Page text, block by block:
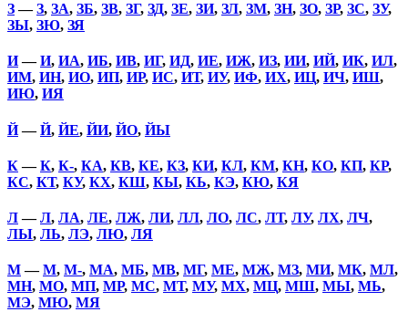
З—З, ЗА, ЗБ, ЗВ, ЗГ, ЗД, ЗЕ, ЗИ, ЗЛ, ЗМ, ЗН, ЗО, ЗР, ЗС, ЗУ,
ЗЫ, ЗЮ, ЗЯ
И—И, ИА, ИБ, ИВ, ИГ, ИД, ИЕ, ИЖ, ИЗ, ИИ, ИЙ, ИК, ИЛ,
ИМ, ИН, ИО, ИП, ИР, ИС, ИТ, ИУ, ИФ, ИХ, ИЦ, ИЧ, ИШ,
ИЮ, ИЯ
Й—Й, ЙЕ, ЙИ, ЙО, ЙЫ
К—К, К-, КА, КВ, КЕ, КЗ, КИ, КЛ, КМ, КН, КО, КП, КР,
КС, КТ, КУ, КХ, КШ, КЫ, КЬ, КЭ, КЮ, КЯ
Л—Л, ЛА, ЛЕ, ЛЖ, ЛИ, ЛЛ, ЛО, ЛС, ЛТ, ЛУ, ЛХ, ЛЧ,
ЛЫ, ЛЬ, ЛЭ, ЛЮ, ЛЯ
М—М, М-, МА, МБ, МВ, МГ, МЕ, МЖ, МЗ, МИ, МК, МЛ,
МН, МО, МП, МР, МС, МТ, МУ, МХ, МЦ, МШ, МЫ, МЬ,
МЭ, МЮ, МЯ